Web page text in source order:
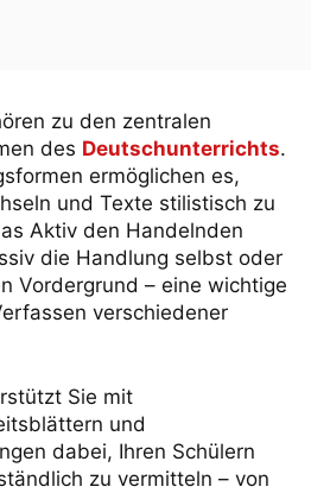
Aktiv und Passiv im
allen Zeitformen
in Passiv
zu den zentralen
des Deutschunterrichts.
ermöglichen es,
und Texte stilistisch zu
Aktiv den Handelnden
die Handlung selbst oder
Vordergrund – eine wichtige
verschiedener
Sie mit
und
dabei, Ihren Schülern
zu vermitteln – von